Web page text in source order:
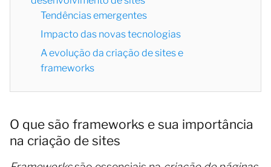
Tendências emergentes
Impacto das novas tecnologias
A evolução da criação de sites e
frameworks
O que são frameworks e sua importância
na criação de sites